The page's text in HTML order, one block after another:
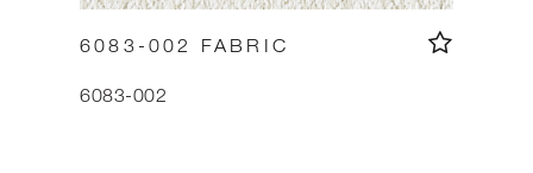
6083-002 FABRIC
6083-002